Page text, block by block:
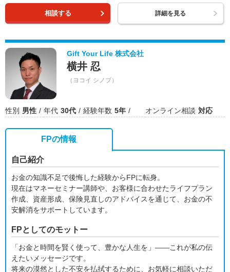
相談する 詳細を見る
Gift Your Life 株式会社
横井 忍
（ヨコイ シノブ）
性別 男性 年代 30代 経験年数 5年 オンライン相談 対応
FPの情報
自己紹介
お金の知識不足で後悔した経験からFPに転身。
現在はマネーセミナー講師や、お客様に合わせたライフプラン
作成、資産形成、保険見直しのアドバイスを通じて、お金の不
安解消をサポートしています。
FPとしてのモットー
「お金と時間を賢く使って、豊かな人生を」——これが私の伝
えたいメッセージです。
将来の漠然とした不安を払拭するために、お気軽に相談いただ